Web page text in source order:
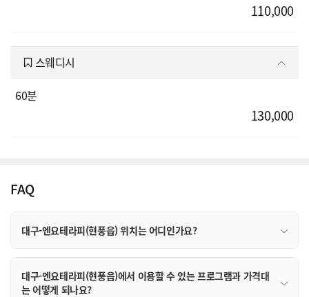
110,000
스웨디시
60분
130,000
FAQ
대구-엔요테라피(현풍읍) 위치는 어디인가요?
대구-엔요테라피(현풍읍)에서 이용할 수 있는 프로그램과 가격대
는 어떻게 되나요?